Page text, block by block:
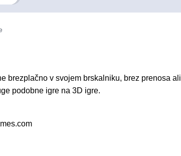
brezplačno v svojem brskalniku, brez prenosa ali
podobne igre na 3D igre.